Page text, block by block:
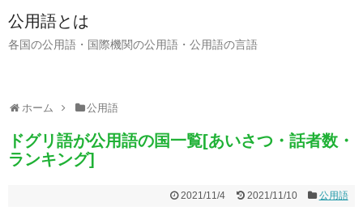
公用語とは
各国の公用語・国際機関の公用語・公用語の言語
ホーム 公用語
ドグリ語が公用語の国一覧[あいさつ・話者数・
ランキング]
2021/11/4 2021/11/10 公用語